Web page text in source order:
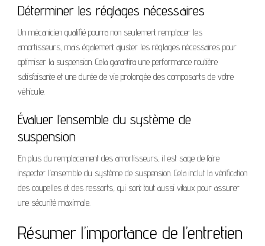
Déterminer les réglages nécessaires
Un mécanicien qualifié pourra non seulement remplacer les
amortisseurs, mais également ajuster les réglages nécessaires pour
optimiser la suspension. Cela garantira une performance routière
satisfaisante et une durée de vie prolongée des composants de votre
véhicule.
Évaluer l’ensemble du système de
suspension
En plus du remplacement des amortisseurs, il est sage de faire
inspecter l’ensemble du système de suspension. Cela inclut la vérification
des coupelles et des ressorts, qui sont tout aussi vitaux pour assurer
une sécurité maximale.
Résumer l’importance de l’entretien